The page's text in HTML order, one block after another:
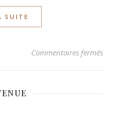
SUITE
Commentaires fermés